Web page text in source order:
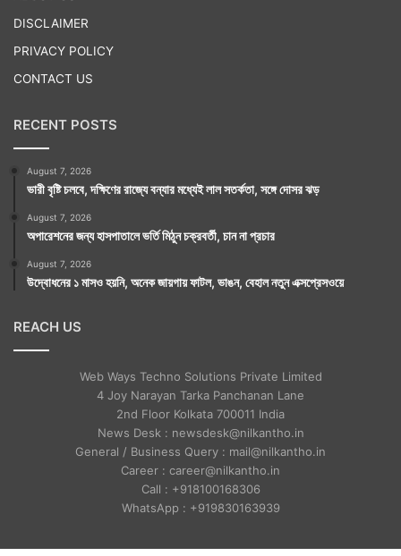
DISCLAIMER
PRIVACY POLICY
CONTACT US
RECENT POSTS
August 7, 2026
ভারী বৃষ্টি চলবে, দক্ষিণের রাজ্যে বন্যার মধ্যেই লাল সতর্কতা, সঙ্গে দোসর ঝড়
August 7, 2026
অপারেশনের জন্য হাসপাতালে ভর্তি মিঠুন চক্রবর্তী, চান না প্রচার
August 7, 2026
উদ্বোধনের ১ মাসও হয়নি, অনেক জায়গায় ফাটল, ভাঙন, বেহাল নতুন এক্সপ্রেসওয়ে
REACH US
Web Ways Techno Solutions Private Limited
4 Joy Narayan Tarka Panchanan Lane
2nd Floor Kolkata 700011 India
News Desk : newsdesk@nilkantho.in
General / Business Query : mail@nilkantho.in
Career : career@nilkantho.in
Call : +918100168306
WhatsApp : +919830163939